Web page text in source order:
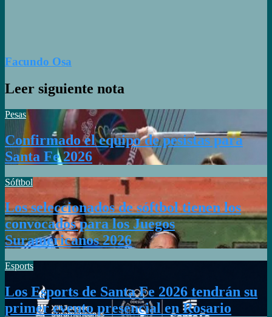
Facundo Osa
Leer siguiente nota
Pesas
Confirmado el equipo de pesistas para
Santa Fe 2026
Sóftbol
Los seleccionados de sóftbol tienen los
convocados para los Juegos
Suramericanos 2026
Esports
Los Esports de Santa Fe 2026 tendrán su
primer evento presencial en Rosario